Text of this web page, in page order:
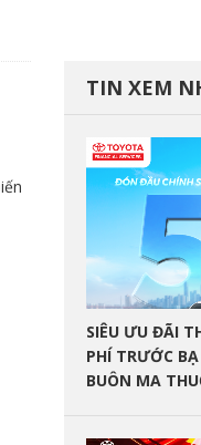
TIN XEM
SIÊU ƯU ĐÃI
PHÍ TRƯỚC
BUÔN MA